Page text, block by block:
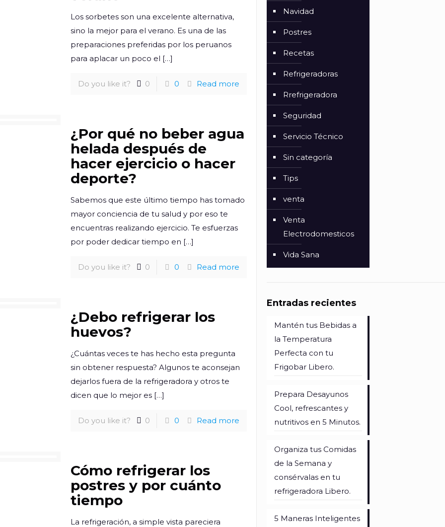
Los sorbetes son una excelente alternativa,
sino la mejor para el verano. Es una de las
preparaciones preferidas por los peruanos
para aplacar un poco el […]
Do you like it? 0 0 Read more
¿Por qué no beber agua
helada después de
hacer ejercicio o hacer
deporte?
Sabemos que este último tiempo has tomado
mayor conciencia de tu salud y por eso te
encuentras realizando ejercicio. Te esfuerzas
por poder dedicar tiempo en […]
Do you like it? 0 0 Read more
¿Debo refrigerar los
huevos?
¿Cuántas veces te has hecho esta pregunta
sin obtener respuesta? Algunos te aconsejan
dejarlos fuera de la refrigeradora y otros te
dicen que lo mejor es […]
Do you like it? 0 0 Read more
Cómo refrigerar los
postres y por cuánto
tiempo
La refrigeración, a simple vista pareciera
Navidad
Postres
Recetas
Refrigeradoras
Rrefrigeradora
Seguridad
Servicio Técnico
Sin categoría
Tips
venta
Venta
Electrodomesticos
Vida Sana
Entradas recientes
Mantén tus Bebidas a
la Temperatura
Perfecta con tu
Frigobar Libero.
Prepara Desayunos
Cool, refrescantes y
nutritivos en 5 Minutos.
Organiza tus Comidas
de la Semana y
consérvalas en tu
refrigeradora Libero.
5 Maneras Inteligentes